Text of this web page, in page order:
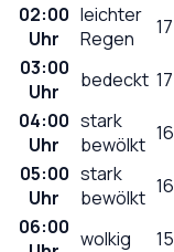
02:00
Uhr
leichter
Regen
17
03:00
Uhr
bedeckt 17
04:00
Uhr
stark
bewölkt 16
05:00
Uhr
stark
bewölkt 16
06:00 wolkig 15